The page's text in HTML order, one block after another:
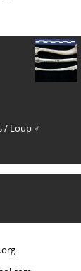
/ Loup ♂